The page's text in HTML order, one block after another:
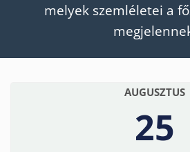
melyek szemléletei a
AUGUSZTUS
25